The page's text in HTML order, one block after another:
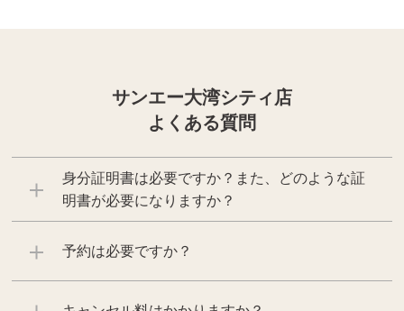
サンエー大湾シティ店
よくある質問
身分証明書は必要ですか？また、どのような証
明書が必要になりますか？
予約は必要ですか？